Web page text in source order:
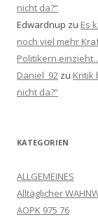
nicht da?“
Edwardnup zu Es
noch viel mehr
Politikern
Daniel_92 zu Kritik
nicht da?“
KATEGORIEN
ALLGEMEINES
Alltäglicher
AOPK 975 76